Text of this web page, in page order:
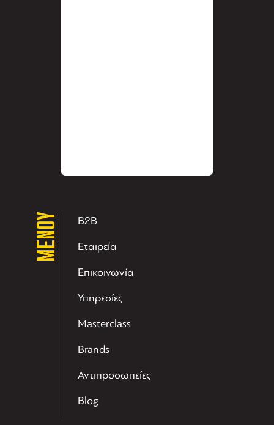
ΜΕΝΟΥ B2B
Εταιρεία
Επικοινωνία
Υπηρεσίες
Masterclass
Brands
Αντιπροσωπείες
Blog